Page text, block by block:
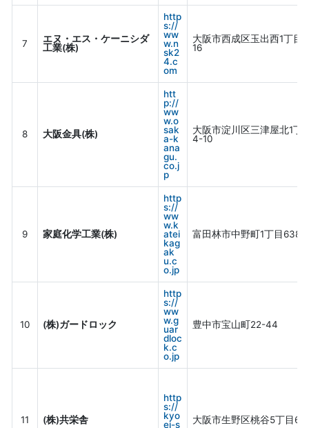
7
エヌ・エス・ケーニシダ
工業(株)
http
s://
ww
w.n
sk2
4.c
om
大阪市西成区玉出西1丁目
16
8 大阪金具(株)
htt
p://
ww
w.o
sak
a-k
ana
gu.
co.j
p
大阪市淀川区三津屋北1丁
4-10
9 家庭化学工業(株)
http
s://
ww
w.k
atei
kag
ak
u.c
o.jp
富田林市中野町1丁目638
10 (株)ガードロック
http
s://
ww
w.g
uar
dloc
k.c
o.jp
豊中市宝山町22-44
11 (株)共栄舎
http
s://
kyo
ei-s
大阪市生野区桃谷5丁目6-